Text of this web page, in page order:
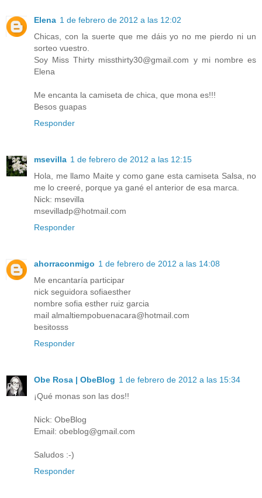
Elena 1 de febrero de 2012 a las 12:02
Chicas, con la suerte que me dáis yo no me pierdo ni un
sorteo vuestro.
Soy Miss Thirty missthirty30@gmail.com y mi nombre es
Elena
Me encanta la camiseta de chica, que mona es!!!
Besos guapas
Responder
msevilla 1 de febrero de 2012 a las 12:15
Hola, me llamo Maite y como gane esta camiseta Salsa, no
me lo creeré, porque ya gané el anterior de esa marca.
Nick: msevilla
msevilladp@hotmail.com
Responder
ahorraconmigo 1 de febrero de 2012 a las 14:08
Me encantaría participar
nick seguidora sofiaesther
nombre sofia esther ruiz garcia
mail almaltiempobuenacara@hotmail.com
besitosss
Responder
Obe Rosa | ObeBlog 1 de febrero de 2012 a las 15:34
¡Qué monas son las dos!!
Nick: ObeBlog
Email: obeblog@gmail.com
Saludos :-)
Responder